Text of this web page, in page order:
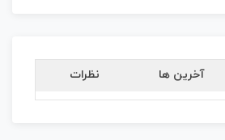
آخرین ها نظرات